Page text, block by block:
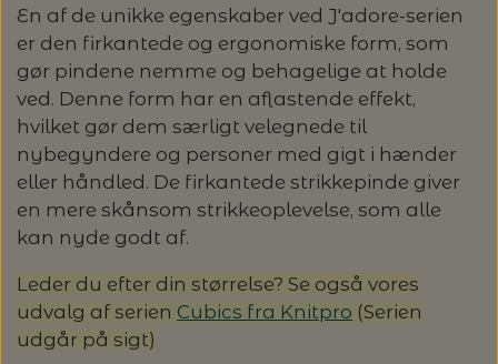
POMP STITCH - BRODERI - SPAR 30-35%
PÅ ALLE KITS
SPAR 40% - GLERUPS STØVLER BØRN (STR.
19 - 23)
PERMIN: SPAR 30% PÅ ALLE
JULEBRODERIER
BALDYRE: UDVALGTE BRODERIER - SPAR
RAUMA GARN
PERMIN
SOMMERGARN
ODD ROW
OTHER LOOPS
PETITEKNIT
RAUMA
SUSIE HAUMANN
MÅLEBÅND / PINDEMÅLERE
OPSKRIFTHOLDER FRA KNITPRO -
MAGMA
SAKSE
STRIKKE- OG SYNÅLE
SYTRÅD
En af de unikke egenskaber ved J'adore-serien
er den firkantede og ergonomiske form, som
gør pindene nemme og behagelige at holde
ved. Denne form har en aflastende effekt,
hvilket gør dem særligt velegnede til
nybegyndere og personer med gigt i hænder
eller håndled. De firkantede strikkepinde giver
en mere skånsom strikkeoplevelse, som alle
kan nyde godt af.
Leder du efter din størrelse? Se også vores
udvalg af serien Cubics fra Knitpro (Serien
udgår på sigt)